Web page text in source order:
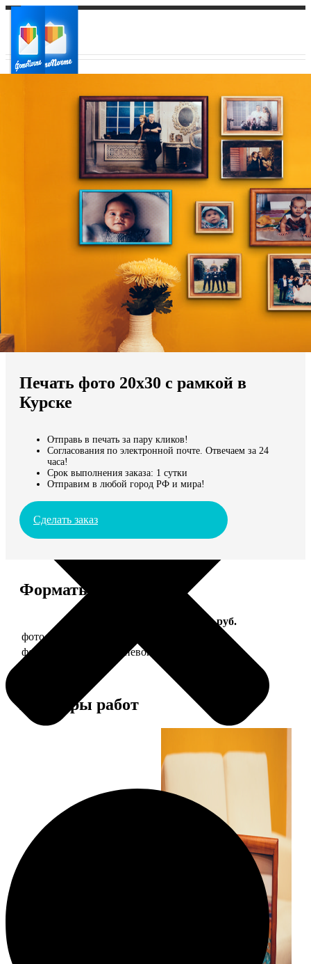
Ваш регион доставки
Выберите из списка:
Мы доставляем по всему миру
Продолжить без города
Печать фото 20х30 с рамкой в
Курске
Отправь в печать за пару кликов!
Согласования по электронной почте. Отвечаем за 24
часа!
Срок выполнения заказа: 1 сутки
Отправим в любой город РФ и мира!
Сделать заказ
Форматы и цены
Цена, руб.
фото 20х30 в деревянной рамке
фото 20х30 в алюминиевой рамке
Примеры работ